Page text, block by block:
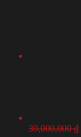
39,000,000₫